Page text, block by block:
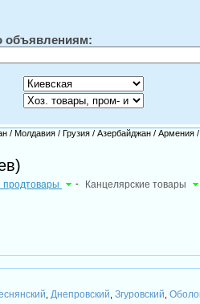
объявлениям:
/ Молдавия / Грузия / Азербайджан / Армения /
продтовары - Канцелярские товары
Днепровский ,Згуровский ,